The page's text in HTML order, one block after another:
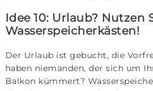
Idee 10: Urlaub? Nutzen
Wasserspeicherkästen!
Der Urlaub ist gebucht, die
haben niemanden, der sich um
Balkon kümmert?